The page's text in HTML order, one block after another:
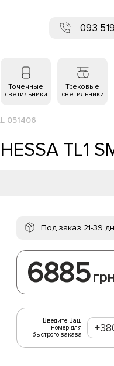
093
Точечные
светильники
Трековые
светильники
051406
TL1
Под заказ 21-39
6885 грн
Введите Ваш
номер для
быстрого заказа